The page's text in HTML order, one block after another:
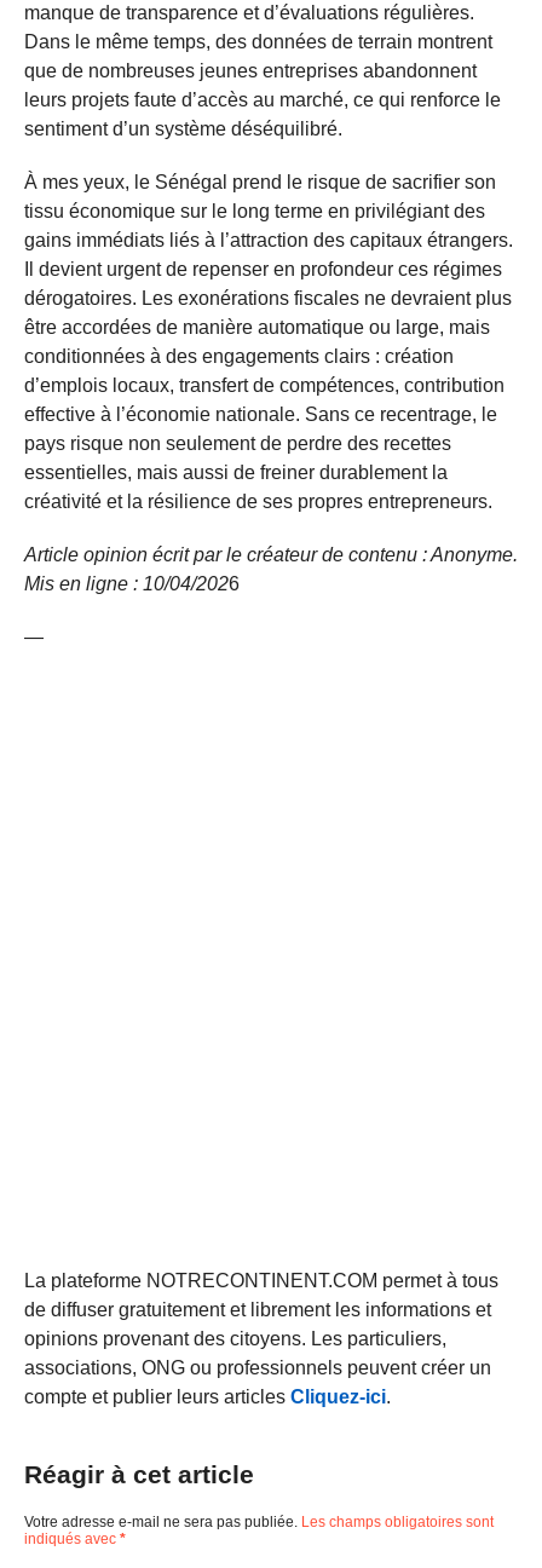
manque de transparence et d’évaluations régulières.
Dans le même temps, des données de terrain montrent
que de nombreuses jeunes entreprises abandonnent
leurs projets faute d’accès au marché, ce qui renforce le
sentiment d’un système déséquilibré.
À mes yeux, le Sénégal prend le risque de sacrifier son
tissu économique sur le long terme en privilégiant des
gains immédiats liés à l’attraction des capitaux étrangers.
Il devient urgent de repenser en profondeur ces régimes
dérogatoires. Les exonérations fiscales ne devraient plus
être accordées de manière automatique ou large, mais
conditionnées à des engagements clairs : création
d’emplois locaux, transfert de compétences, contribution
effective à l’économie nationale. Sans ce recentrage, le
pays risque non seulement de perdre des recettes
essentielles, mais aussi de freiner durablement la
créativité et la résilience de ses propres entrepreneurs.
Article opinion écrit par le créateur de contenu : Anonyme.
Mis en ligne : 10/04/2026
—
La plateforme NOTRECONTINENT.COM permet à tous
de diffuser gratuitement et librement les informations et
opinions provenant des citoyens. Les particuliers,
associations, ONG ou professionnels peuvent créer un
compte et publier leurs articles Cliquez-ici.
Réagir à cet article
Votre adresse e-mail ne sera pas publiée. Les champs obligatoires sont
indiqués avec *